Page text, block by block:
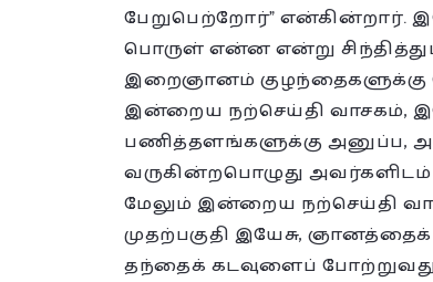
பேறுபெற்றோர்” என்கின்றார்.
பொருள் என்ன என்று
இறைஞானம் குழந்தைகளுக்கு
இன்றைய நற்செய்தி வாசகம்,
பணித்தளங்களுக்கு அனுப்ப,
வருகின்றபொழுது
மேலும் இன்றைய நற்செய்தி
முதற்பகுதி இயேசு,
தந்தைக் கடவுளைப்